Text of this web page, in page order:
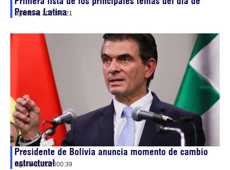
Prensa Latina
agosto 6, 202605:21
Presidente de Bolivia anuncia momento de cambio
estructural
agosto 6, 202600:39